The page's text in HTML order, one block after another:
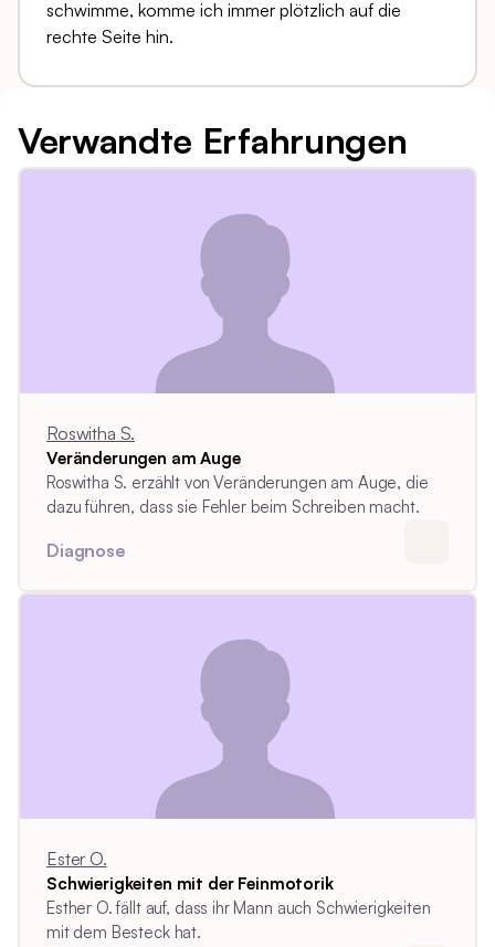
schwimme, komme ich immer plötzlich auf die
rechte Seite hin.
Verwandte Erfahrungen
Roswitha S.
Veränderungen am Auge
Roswitha S. erzählt von Veränderungen am Auge, die
dazu führen, dass sie Fehler beim Schreiben macht.
Diagnose
Ester O.
Schwierigkeiten mit der Feinmotorik
Esther O. fällt auf, dass ihr Mann auch Schwierigkeiten
mit dem Besteck hat.